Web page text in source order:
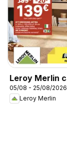
Leroy Merlin
05/08 - 25/08/2026
Leroy Merlin